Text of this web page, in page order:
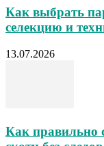
Как выбрать
селекцию и
13.07.2026
Как правильно